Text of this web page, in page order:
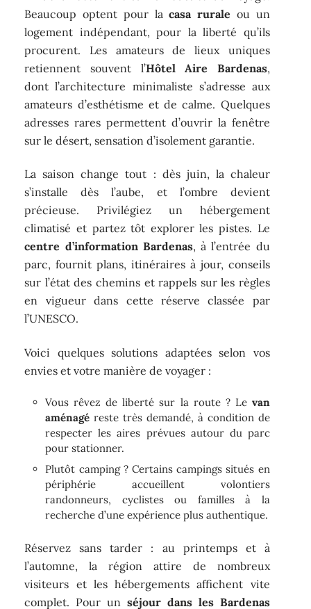
Beaucoup optent pour lacasa rurale ou un
logement indépendant, pour la liberté qu’ils
procurent. Les amateurs de lieux uniques
retiennent souvent l’Hôtel Aire Bardenas,
dont l’architecture minimaliste s’adresse aux
amateurs d’esthétisme et de calme. Quelques
adresses rares permettent d’ouvrir la fenêtre
sur le désert, sensation d’isolement garantie.
La saison change tout : dès juin, la chaleur
s’installe dès l’aube, et l’ombre devient
précieuse. Privilégiez un hébergement
climatisé et partez tôt explorer les pistes. Le
centre d’information Bardenas, à l’entrée du
parc, fournit plans, itinéraires à jour, conseils
sur l’état des chemins et rappels sur les règles
en vigueur dans cette réserve classée par
l’UNESCO.
Voici quelques solutions adaptées selon vos
envies et votre manière de voyager :
Vous rêvez de liberté sur la route ? Le van
aménagé reste très demandé, à condition de
respecter les aires prévues autour du parc
pour stationner.
Plutôt camping ? Certains campings situés en
périphérie accueillent volontiers
randonneurs, cyclistes ou familles à la
recherche d’une expérience plus authentique.
Réservez sans tarder : au printemps et à
l’automne, la région attire de nombreux
visiteurs et les hébergements affichent vite
complet. Pour un séjour dans les Bardenas